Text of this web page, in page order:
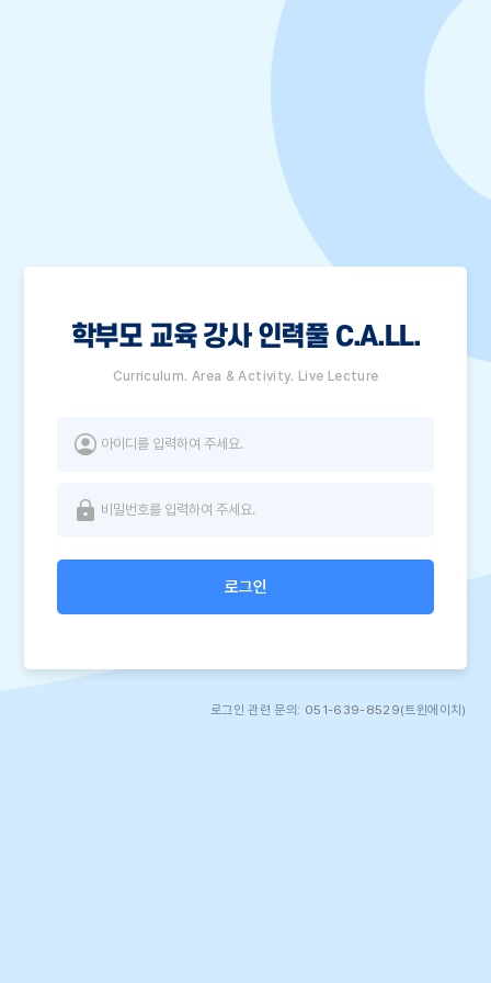
학부모 교육 강사 인력풀 C.A.LL.
Curriculum. Area & Activity. Live Lecture
로그인
로그인 관련 문의: 051-639-8529(트윈에이치)